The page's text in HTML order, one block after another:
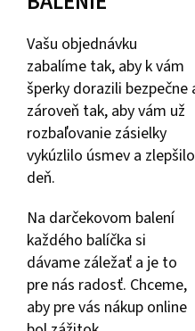
Vašu objednávku
zabalíme tak, aby k vám
šperky dorazili bezpečne
zároveň tak, aby vám už
rozbaľovanie zásielky
vykúzlilo úsmev a zlepšilo
deň.
Na darčekovom balení
každého balíčka si
dávame záležať a je to
pre nás radosť. Chceme,
aby pre vás nákup online